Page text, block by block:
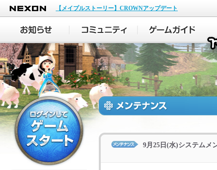
NEXON
【メイプルストーリー】CROWNアップデート
9月25日(水)システムメ